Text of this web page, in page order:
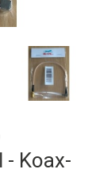
- Koax-